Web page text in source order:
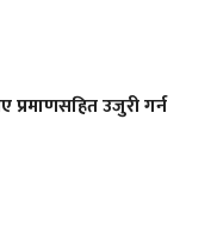
उजुरी गर्न